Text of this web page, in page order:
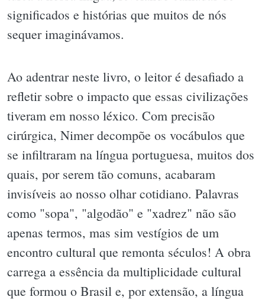
significados e histórias que muitos de nós
sequer imaginávamos.
Ao adentrar neste livro, o leitor é desafiado a
refletir sobre o impacto que essas civilizações
tiveram em nosso léxico. Com precisão
cirúrgica, Nimer decompõe os vocábulos que
se infiltraram na língua portuguesa, muitos dos
quais, por serem tão comuns, acabaram
invisíveis ao nosso olhar cotidiano. Palavras
como "sopa", "algodão" e "xadrez" não são
apenas termos, mas sim vestígios de um
encontro cultural que remonta séculos! A obra
carrega a essência da multiplicidade cultural
que formou o Brasil e, por extensão, a língua